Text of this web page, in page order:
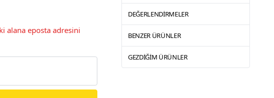
alana eposta adresini
DEĞERLENDIRMELER
BENZER ÜRÜNLER
GEZDIĞIM ÜRÜNLER